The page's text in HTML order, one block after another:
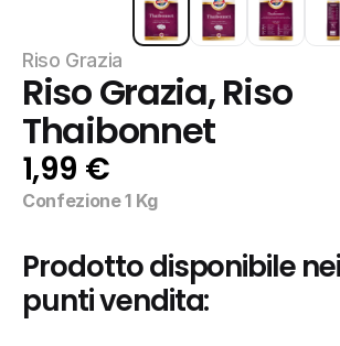
Riso Grazia
Riso Grazia, Riso
Thaibonnet
1,99 €
Confezione 1 Kg
Prodotto disponibile
punti vendita: